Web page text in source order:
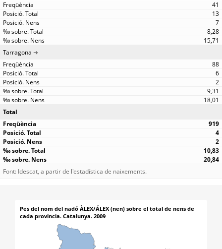
41
13
7
8,28
15,71
Tarragona
88
6
2
9,31
18,01
Total
919
4
2
10,83
20,84
Font: Idescat, a partir de l'estadística de naixements.